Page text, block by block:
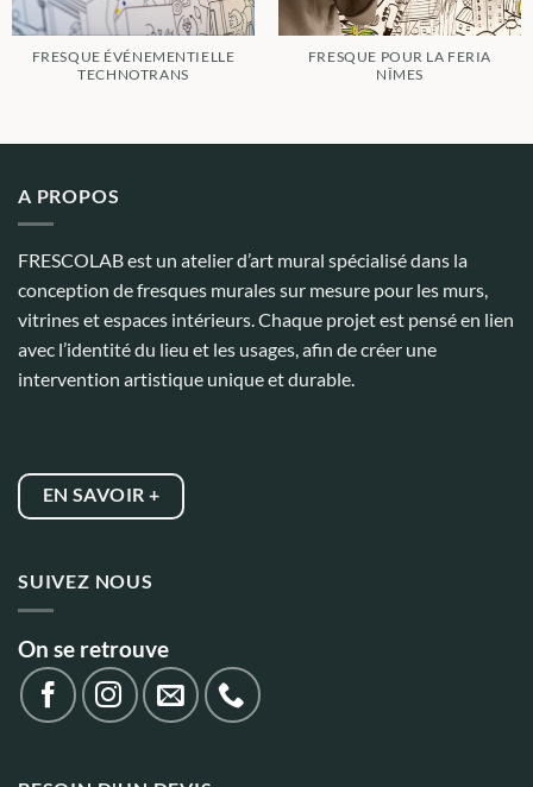
FRESQUE ÉVÉNEMENTIELLE
TECHNOTRANS
FRESQUE POUR LA FERIA
NÎMES
A PROPOS
FRESCOLAB est un atelier d’art mural spécialisé dans la
conception de fresques murales sur mesure pour les murs,
vitrines et espaces intérieurs. Chaque projet est pensé en lien
avec l’identité du lieu et les usages, afin de créer une
intervention artistique unique et durable.
EN SAVOIR +
SUIVEZ NOUS
On se retrouve